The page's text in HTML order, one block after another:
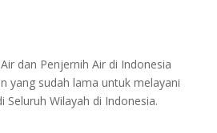
dan Penjernih Air di Indonesia
yang sudah lama untuk melayani
Seluruh Wilayah di Indonesia.